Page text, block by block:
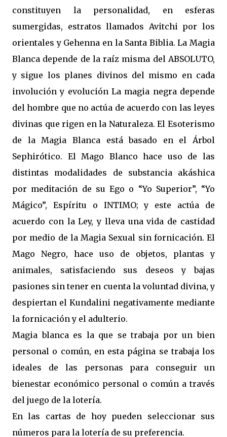
constituyen la personalidad, en esferas
sumergidas, estratos llamados Avitchi por los
orientales y Gehenna en la Santa Biblia. La Magia
Blanca depende de la raíz misma del ABSOLUTO,
y sigue los planes divinos del mismo en cada
involución y evolución La magia negra depende
del hombre que no actúa de acuerdo con las leyes
divinas que rigen en la Naturaleza. El Esoterismo
de la Magia Blanca está basado en el Árbol
Sephirótico. El Mago Blanco hace uso de las
distintas modalidades de substancia akáshica
por meditación de su Ego o “Yo Superior”, “Yo
Mágico”, Espíritu o INTIMO; y este actúa de
acuerdo con la Ley, y lleva una vida de castidad
por medio de la Magia Sexual sin fornicación. El
Mago Negro, hace uso de objetos, plantas y
animales, satisfaciendo sus deseos y bajas
pasiones sin tener en cuenta la voluntad divina, y
despiertan el Kundalini negativamente mediante
la fornicación y el adulterio.
Magia blanca es la que se trabaja por un bien
personal o común, en esta página se trabaja los
ideales de las personas para conseguir un
bienestar económico personal o común a través
del juego de la lotería.
En las cartas de hoy pueden seleccionar sus
números para la lotería de su preferencia.